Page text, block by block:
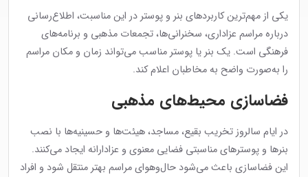
یکی از مهم‌ترین کاربردهای بنر و پوستر در این مناسبت، اطلاع‌رسانی
درباره مراسم عزاداری، سخنرانی‌ها، تجمعات مذهبی و برنامه‌های
فرهنگی است. یک بنر یا پوستر مناسب می‌تواند زمان و مکان مراسم
را به‌صورت واضح به مخاطبان اعلام کند.
فضاسازی محیط‌های مذهبی
در ایام سالروز تخریب بقیع، مساجد، هیئت‌ها و حسینیه‌ها با نصب
بنرها و پوسترهای مناسبتی فضایی معنوی و عزادارانه ایجاد می‌کنند.
این فضاسازی باعث می‌شود حال‌وهوای مراسم بهتر منتقل شود و افراد